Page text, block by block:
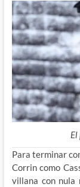
Para terminar
Corrin como
villana con nula